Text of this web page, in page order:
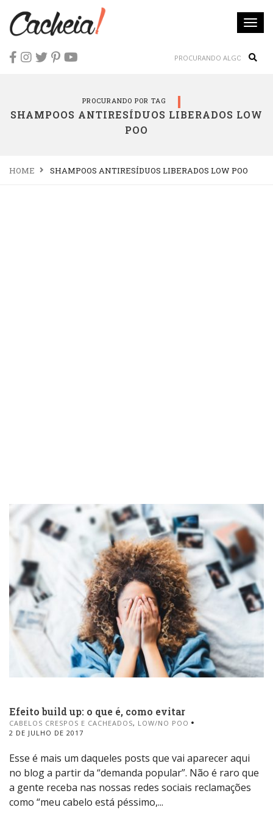
PROCURANDO POR TAG
SHAMPOOS ANTIRESÍDUOS LIBERADOS LOW
POO
HOME SHAMPOOS ANTIRESÍDUOS LIBERADOS LOW POO
Efeito build up: o que é, como evitar
CABELOS CRESPOS E CACHEADOS, LOW/NO POO
2 DE JULHO DE 2017
Esse é mais um daqueles posts que vai aparecer aqui
no blog a partir da “demanda popular”. Não é raro que
a gente receba nas nossas redes sociais reclamações
como “meu cabelo está péssimo,...